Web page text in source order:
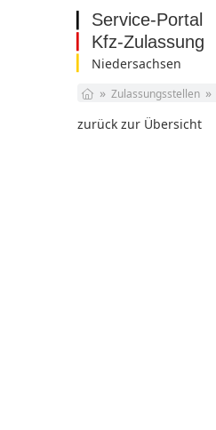
Niedersachsen
Bayern
Berlin
Zulassungsstellen
zurück zur Übersicht